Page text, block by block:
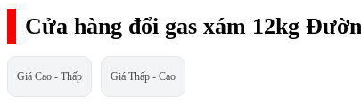
Cửa hàng đổi gas xám 12kg
Giá Cao - Thấp Giá Thấp - Cao